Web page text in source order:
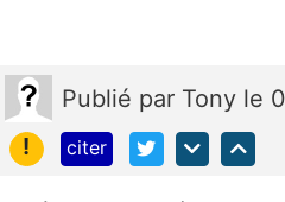
Publié par Tony le
!
citer